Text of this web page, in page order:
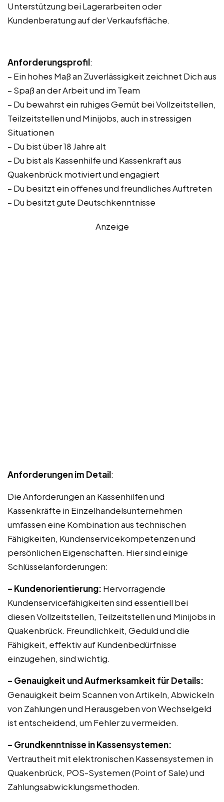
Unterstützung bei Lagerarbeiten oder
Kundenberatung auf der Verkaufsfläche.
Anforderungsprofil:
– Ein hohes Maß an Zuverlässigkeit zeichnet Dich aus
– Spaß an der Arbeit und im Team
– Du bewahrst ein ruhiges Gemüt bei Vollzeitstellen,
Teilzeitstellen und Minijobs, auch in stressigen
Situationen
– Du bist über 18 Jahre alt
– Du bist als Kassenhilfe und Kassenkraft aus
Quakenbrück motiviert und engagiert
– Du besitzt ein offenes und freundliches Auftreten
– Du besitzt gute Deutschkenntnisse
Anzeige
Anforderungen im Detail:
Die Anforderungen an Kassenhilfen und
Kassenkräfte in Einzelhandelsunternehmen
umfassen eine Kombination aus technischen
Fähigkeiten, Kundenservicekompetenzen und
persönlichen Eigenschaften. Hier sind einige
Schlüsselanforderungen:
– Kundenorientierung: Hervorragende
Kundenservicefähigkeiten sind essentiell bei
diesen Vollzeitstellen, Teilzeitstellen und Minijobs in
Quakenbrück. Freundlichkeit, Geduld und die
Fähigkeit, effektiv auf Kundenbedürfnisse
einzugehen, sind wichtig.
– Genauigkeit und Aufmerksamkeit für Details:
Genauigkeit beim Scannen von Artikeln, Abwickeln
von Zahlungen und Herausgeben von Wechselgeld
ist entscheidend, um Fehler zu vermeiden.
– Grundkenntnisse in Kassensystemen:
Vertrautheit mit elektronischen Kassensystemen in
Quakenbrück, POS-Systemen (Point of Sale) und
Zahlungsabwicklungsmethoden.